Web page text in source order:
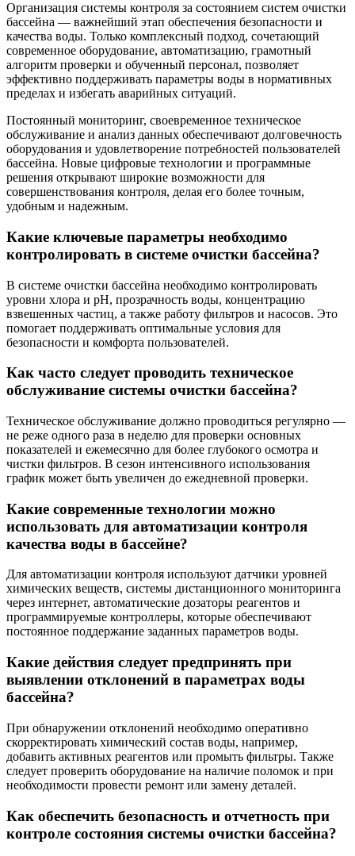
Организация системы контроля за состоянием систем очистки
бассейна — важнейший этап обеспечения безопасности и
качества воды. Только комплексный подход, сочетающий
современное оборудование, автоматизацию, грамотный
алгоритм проверки и обученный персонал, позволяет
эффективно поддерживать параметры воды в нормативных
пределах и избегать аварийных ситуаций.
Постоянный мониторинг, своевременное техническое
обслуживание и анализ данных обеспечивают долговечность
оборудования и удовлетворение потребностей пользователей
бассейна. Новые цифровые технологии и программные
решения открывают широкие возможности для
совершенствования контроля, делая его более точным,
удобным и надежным.
Какие ключевые параметры необходимо
контролировать в системе очистки бассейна?
В системе очистки бассейна необходимо контролировать
уровни хлора и pH, прозрачность воды, концентрацию
взвешенных частиц, а также работу фильтров и насосов. Это
помогает поддерживать оптимальные условия для
безопасности и комфорта пользователей.
Как часто следует проводить техническое
обслуживание системы очистки бассейна?
Техническое обслуживание должно проводиться регулярно —
не реже одного раза в неделю для проверки основных
показателей и ежемесячно для более глубокого осмотра и
чистки фильтров. В сезон интенсивного использования
график может быть увеличен до ежедневной проверки.
Какие современные технологии можно
использовать для автоматизации контроля
качества воды в бассейне?
Для автоматизации контроля используют датчики уровней
химических веществ, системы дистанционного мониторинга
через интернет, автоматические дозаторы реагентов и
программируемые контроллеры, которые обеспечивают
постоянное поддержание заданных параметров воды.
Какие действия следует предпринять при
выявлении отклонений в параметрах воды
бассейна?
При обнаружении отклонений необходимо оперативно
скорректировать химический состав воды, например,
добавить активных реагентов или промыть фильтры. Также
следует проверить оборудование на наличие поломок и при
необходимости провести ремонт или замену деталей.
Как обеспечить безопасность и отчетность при
контроле состояния системы очистки бассейна?